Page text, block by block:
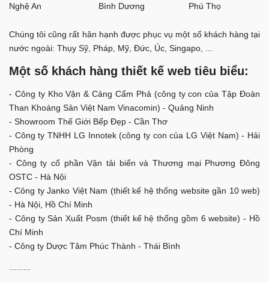
Nghệ An Bình Dương Phú Thọ
Chúng tôi cũng rất hân hạnh được phục vụ một số khách hàng tại
nước ngoài: Thụy Sỹ, Pháp, Mỹ, Đức, Úc, Singapo, ...
Một số khách hàng thiết kế web tiêu biểu:
- Công ty Kho Vận & Cảng Cẩm Phả (công ty con của Tập Đoàn
Than Khoáng Sản Việt Nam Vinacomin) - Quảng Ninh
- Showroom Thế Giới Bếp Đẹp - Cần Thơ
- Công ty TNHH LG Innotek (công ty con của LG Việt Nam) - Hải
Phòng
- Công ty cổ phần Vận tải biển và Thương mại Phương Đông
OSTC - Hà Nội
- Công ty Janko Việt Nam (thiết kế hệ thống website gần 10 web)
- Hà Nội, Hồ Chí Minh
- Công ty Sản Xuất Posm (thiết kế hệ thống gồm 6 website) - Hồ
Chí Minh
- Công ty Dược Tâm Phúc Thành - Thái Bình